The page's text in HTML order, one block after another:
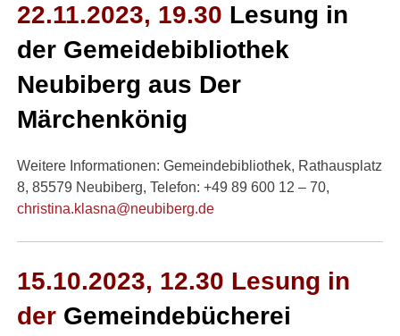
22.11.2023, 19.30 Lesung in
der Gemeidebibliothek
Neubiberg aus Der
Märchenkönig
Weitere Informationen: Gemeindebibliothek, Rathausplatz
8, 85579 Neubiberg, Telefon: +49 89 600 12 – 70,
christina.klasna@neubiberg.de
15.10.2023, 12.30 Lesung in
der Gemeindebücherei